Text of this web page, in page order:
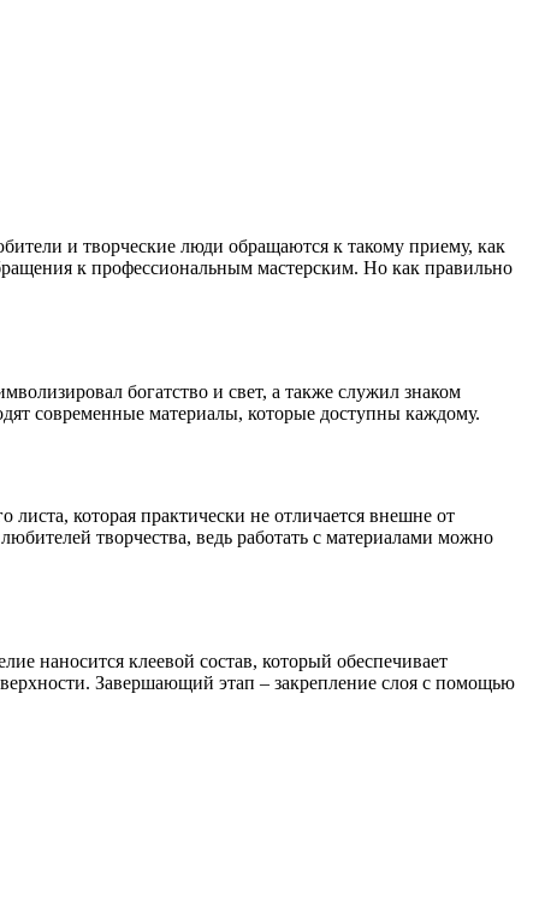
и творческие люди обращаются к такому приему, как
к профессиональным мастерским. Но как правильно
богатство и свет, а также служил знаком
современные материалы, которые доступны каждому.
которая практически не отличается внешне от
творчества, ведь работать с материалами можно
наносится клеевой состав, который обеспечивает
Завершающий этап – закрепление слоя с помощью